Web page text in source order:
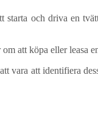
och driva en
att köpa eller leasa
vara att identifiera